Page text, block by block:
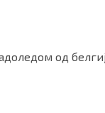
од